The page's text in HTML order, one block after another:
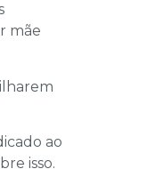
mãe
ao
isso.